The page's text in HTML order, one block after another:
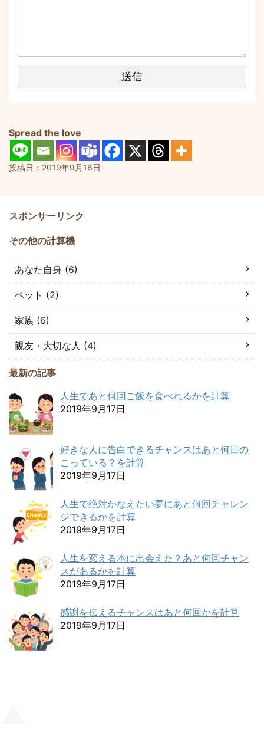
Spread the love
投稿日： 2019年9月16日
スポンサーリンク
その他の計算機
あなた自身 (6)
ペット (2)
家族 (6)
親友・大切な人 (4)
最新の記事
人生であと何回ご飯を食べれるかを計算
2019年9月17日
好きな人に告白できるチャンスはあと何日の
こっている？を計算
2019年9月17日
人生で絶対かなえたい夢にあと何回チャレン
ジできるかを計算
2019年9月17日
人生を変える本に出会えた？あと何回チャン
スがあるかを計算
2019年9月17日
感謝を伝えるチャンスはあと何回かを計算
2019年9月17日